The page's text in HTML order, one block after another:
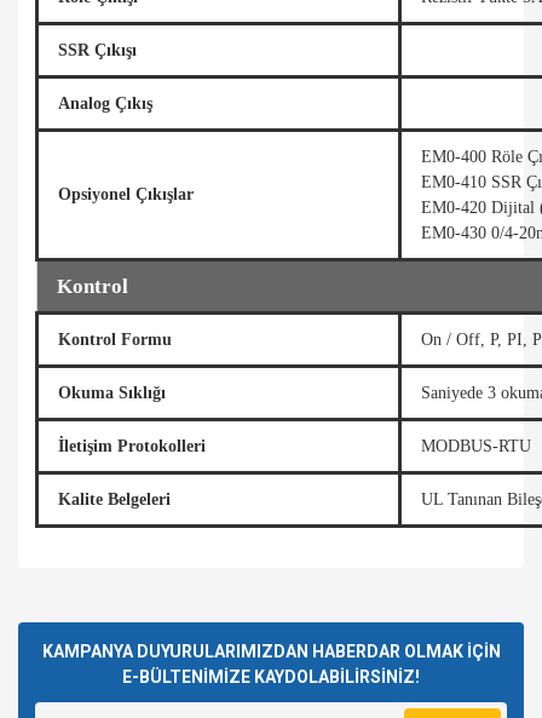
SSR Çıkışı
Analog Çıkış
Opsiyonel Çıkışlar
EM0-400 Röle
EM0-410 SSR
EM0-420 Dijital
EM0-430 0/4-
Kontrol
Kontrol Formu On / Off, P, PI,
Okuma Sıklığı Saniyede 3
İletişim Protokolleri MODBUS-RTU
Kalite Belgeleri UL Tanınan
Yorum Yaz
kullanarak tarafımıza iletebilirsiniz.
Görüş ve önerileriniz için teşekkür ederiz.
Ürün resmi kalitesiz, bozuk veya görüntülenemiyor.
KAMPANYA DUYURULARIMIZDAN HABERDAR OLMAK İÇİN
E-BÜLTENİMİZE KAYDOLABİLİRSİNİZ!